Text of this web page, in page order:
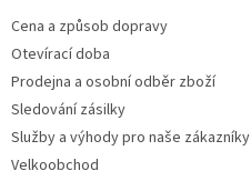
Cena a způsob dopravy
Otevírací doba
Prodejna a osobní odběr zboží
Sledování zásilky
Služby a výhody pro naše zákazníky
Velkoobchod